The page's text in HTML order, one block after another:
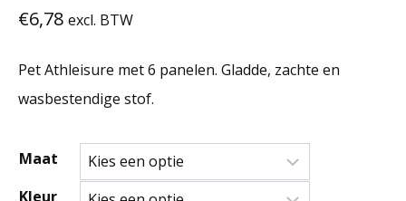
€6,78 excl. BTW
Pet Athleisure met 6 panelen. Gladde, zachte en
wasbestendige stof.
Maat
Kleur